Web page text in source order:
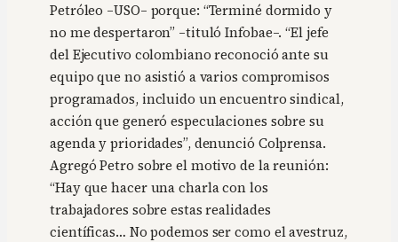
Petróleo –USO– porque: “Terminé dormido y
no me despertaron” –tituló Infobae–. “El jefe
del Ejecutivo colombiano reconoció ante su
equipo que no asistió a varios compromisos
programados, incluido un encuentro sindical,
acción que generó especulaciones sobre su
agenda y prioridades”, denunció Colprensa.
Agregó Petro sobre el motivo de la reunión:
“Hay que hacer una charla con los
trabajadores sobre estas realidades
científicas… No podemos ser como el avestruz,